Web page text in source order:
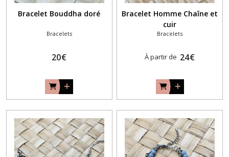
Bracelet Bouddha doré
Bracelets
20€
Bracelet Homme Chaîne et
cuir
Bracelets
À partir de 24€